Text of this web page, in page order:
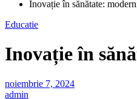
Inovație în sănătate:
Educatie
Inovație în
noiembrie 7, 2024
admin